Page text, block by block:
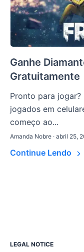
Ganhe
Gratuitamente
Pronto para jogar?
jogados em
começo ao...
Amanda Nobre · abril 25,
Continue Lendo
LEGAL NOTICE